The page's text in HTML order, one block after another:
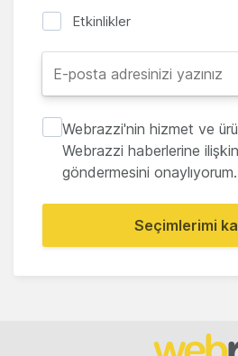
Etkinlikler
Webrazzi'nin hizmet ve
Webrazzi haberlerine
göndermesini onaylıyorum.
Seçimlerimi